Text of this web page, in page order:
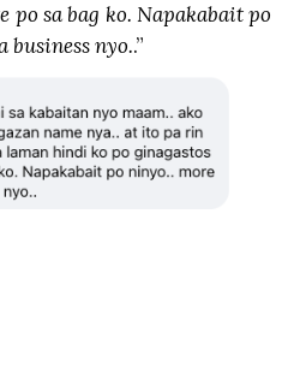
po sa bag ko. Napakabait po
business nyo..”